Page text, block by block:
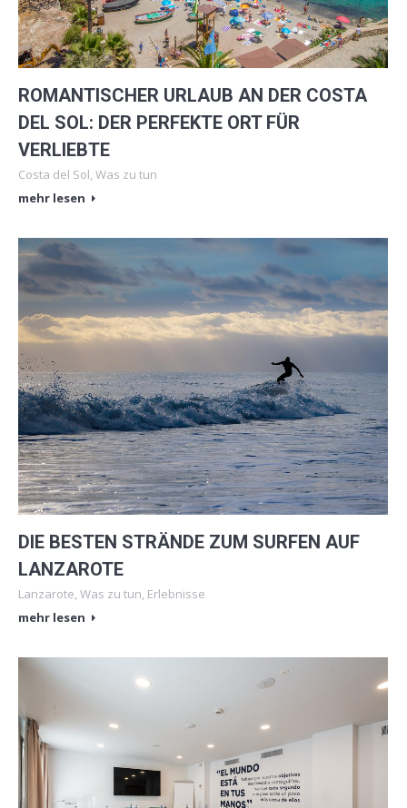
ROMANTISCHER URLAUB AN DER COSTA
DEL SOL: DER PERFEKTE ORT FÜR
VERLIEBTE
Costa del Sol, Was zu tun
mehr lesen
DIE BESTEN STRÄNDE ZUM SURFEN AUF
LANZAROTE
Lanzarote, Was zu tun, Erlebnisse
mehr lesen